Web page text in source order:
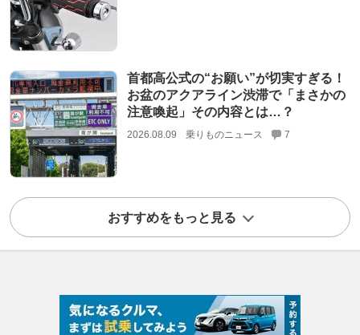
首都高公式の“お願い”が切実すぎる！
お盆のアクアライン渋滞で「まさかの
注意喚起」その内容とは…？
2026.08.09 乗りものニュース 7
おすすめをもっと見る